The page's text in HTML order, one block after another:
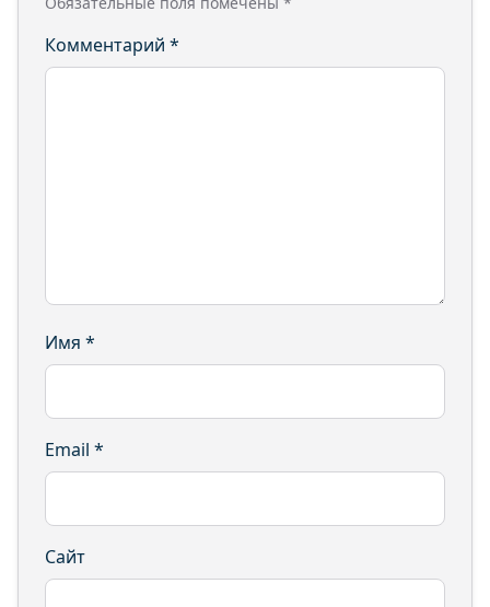
Комментарий *
Имя *
Email *
Сайт